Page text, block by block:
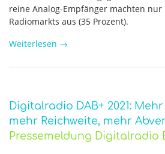
reine Analog-Empfänger machten
Radiomarkts aus (35 Prozent).
Weiterlesen →
Digitalradio DAB+ 2021:
mehr Reichweite, mehr
Pressemeldung Digitalradio